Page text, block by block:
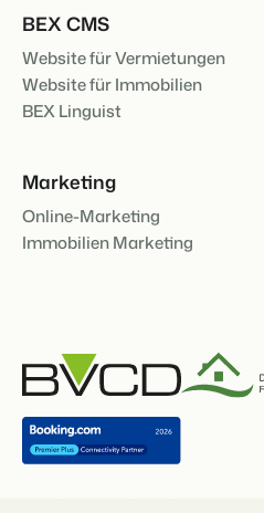
BEX CMS
Website für Vermietungen
Website für Immobilien
BEX Linguist
Marketing
Online-Marketing
Immobilien Marketing